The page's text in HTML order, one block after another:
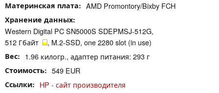
Материнская плата AMD Promontory/Bixby FCH
Хранение данных
Western Digital PC SN5000S SDEPMSJ-512G,
512 Гбайт
, M.2-SSD, one 2280 slot (in use)
Вес 1.96 килогр., адаптер питания: 293 г
Стоимость 549 EUR
Ссылки HP - сайт производителя